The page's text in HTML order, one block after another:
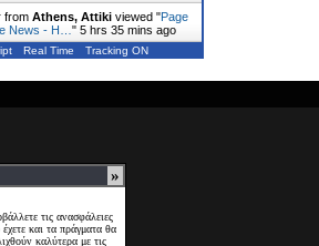
from Athens, Attiki viewed "Page
News - Η… " 5 hrs 35 mins ago
Real Time Tracking ON